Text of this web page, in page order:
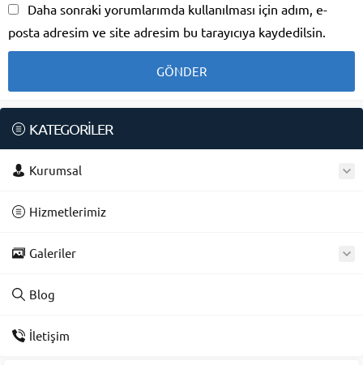
Daha sonraki yorumlarımda kullanılması için adım, e-
posta adresim ve site adresim bu tarayıcıya kaydedilsin.
KATEGORİLER
Kurumsal
Hizmetlerimiz
Galeriler
Blog
İletişim